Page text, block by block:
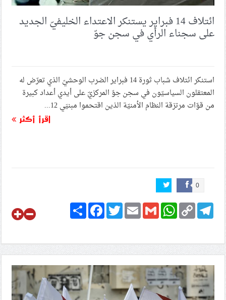
ائتلاف 14 فبراير يستنكر الاعتداء الخليفيّ الجديد
على سجناء الرأي في سجن جوّ
استنكر ائتلاف شباب ثورة 14 فبراير الضرب الوحشيّ الذي تعرّض له
المعتقلون السياسيّون في سجن جوّ المركزيّ على أيدي أعداد كبيرة
من قوّات مرتزقة النظام الأمنيّة الذين اقتحموا مبنيَي 12...
اقرأ أكثر
0
ShareFacebookTwitterEmailGmail
WhatsApp Copy
Link
Telegram